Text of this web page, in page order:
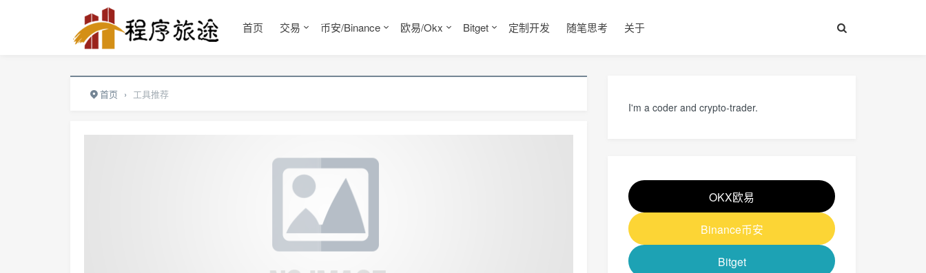
首页 交易 币安/Binance 欧易/Okx Bitget 定制开发 随笔思考 关于
首页 › 工具推荐
I'm a coder and crypto-trader.
OKX欧易
Binance币安
Bitget